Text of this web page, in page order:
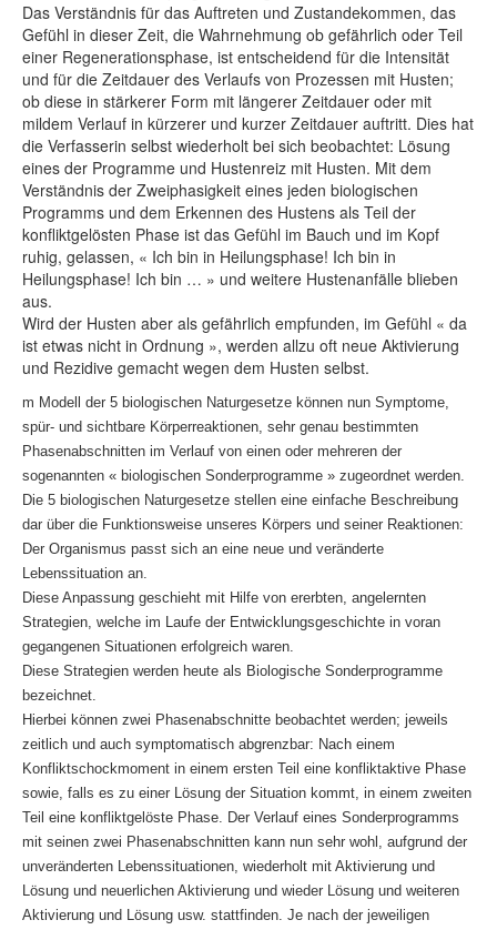
Das Verständnis für das Auftreten und Zustandekommen, das
Gefühl in dieser Zeit, die Wahrnehmung ob gefährlich oder Teil
einer Regenerationsphase, ist entscheidend für die Intensität
und für die Zeitdauer des Verlaufs von Prozessen mit Husten;
ob diese in stärkerer Form mit längerer Zeitdauer oder mit
mildem Verlauf in kürzerer und kurzer Zeitdauer auftritt. Dies hat
die Verfasserin selbst wiederholt bei sich beobachtet: Lösung
eines der Programme und Hustenreiz mit Husten. Mit dem
Verständnis der Zweiphasigkeit eines jeden biologischen
Programms und dem Erkennen des Hustens als Teil der
konfliktgelösten Phase ist das Gefühl im Bauch und im Kopf
ruhig, gelassen, « Ich bin in Heilungsphase! Ich bin in
Heilungsphase! Ich bin … » und weitere Hustenanfälle blieben
aus.
Wird der Husten aber als gefährlich empfunden, im Gefühl « da
ist etwas nicht in Ordnung », werden allzu oft neue Aktivierung
und Rezidive gemacht wegen dem Husten selbst.
m Modell der 5 biologischen Naturgesetze können nun Symptome,
spür- und sichtbare Körperreaktionen, sehr genau bestimmten
Phasenabschnitten im Verlauf von einen oder mehreren der
sogenannten « biologischen Sonderprogramme » zugeordnet werden.
Die 5 biologischen Naturgesetze stellen eine einfache Beschreibung
dar über die Funktionsweise unseres Körpers und seiner Reaktionen:
Der Organismus passt sich an eine neue und veränderte
Lebenssituation an.
Diese Anpassung geschieht mit Hilfe von ererbten, angelernten
Strategien, welche im Laufe der Entwicklungsgeschichte in voran
gegangenen Situationen erfolgreich waren.
Diese Strategien werden heute als Biologische Sonderprogramme
bezeichnet.
Hierbei können zwei Phasenabschnitte beobachtet werden; jeweils
zeitlich und auch symptomatisch abgrenzbar: Nach einem
Konfliktschockmoment in einem ersten Teil eine konfliktaktive Phase
sowie, falls es zu einer Lösung der Situation kommt, in einem zweiten
Teil eine konfliktgelöste Phase. Der Verlauf eines Sonderprogramms
mit seinen zwei Phasenabschnitten kann nun sehr wohl, aufgrund der
unveränderten Lebenssituationen, wiederholt mit Aktivierung und
Lösung und neuerlichen Aktivierung und wieder Lösung und weiteren
Aktivierung und Lösung usw. stattfinden. Je nach der jeweiligen